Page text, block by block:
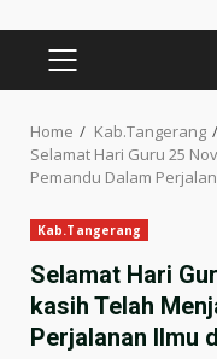
PRIMARY
MENU
Home
Kab.Tangerang
Selamat Hari Guru 25
Pemandu Dalam
Kab.Tangerang
Selamat Hari
kasih Telah
Perjalanan Ilmu